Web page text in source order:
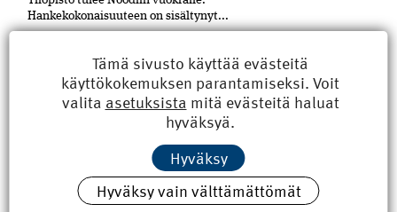
Hankekokonaisuuteen on sisältynyt...
Pori sai uuden kulttuuritalon
Puu on merkittävässä roolissa Porin
keskustaan Eteläpuiston ja Mikonkadun
kulmaan viime vuoden lopussa
valmistuneessa moni­toimitalossa,
Rakennuskokonaisuuden laajennusosa on
tehty CLT-levyistä. Julkisivuissa on käytetty
puuta ja paljon tiiltä. Uudisrakennuksen
Tämä sivusto käyttää evästeitä
käyttökokemuksen parantamiseksi. Voit
valita asetuksista mitä evästeitä haluat
hyväksyä.
Hyväksy
Hyväksy vain välttämättömät